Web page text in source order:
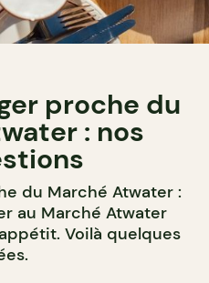
proche du
: nos
du Marché Atwater :
au Marché Atwater
Voilà quelques